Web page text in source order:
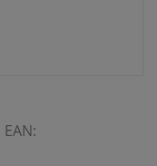
EAN: